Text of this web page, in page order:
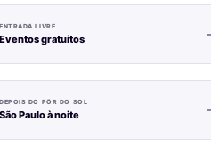
ENTRADA LIVRE
Eventos gratuitos
DEPOIS DO PÔR DO SOL
São Paulo à noite